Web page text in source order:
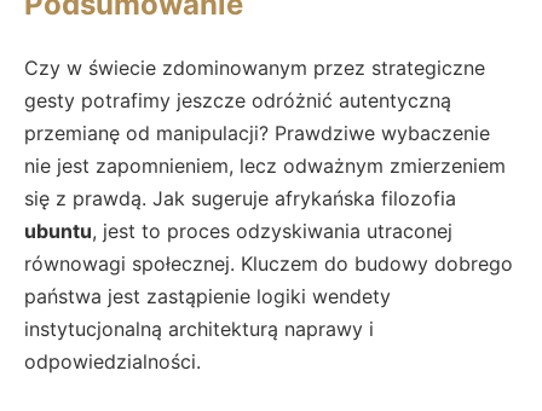
Czy w świecie zdominowanym przez strategiczne
gesty potrafimy jeszcze odróżnić autentyczną
przemianę od manipulacji? Prawdziwe wybaczenie
nie jest zapomnieniem, lecz odważnym zmierzeniem
się z prawdą. Jak sugeruje afrykańska filozofia
ubuntu, jest to proces odzyskiwania utraconej
równowagi społecznej. Kluczem do budowy dobrego
państwa jest zastąpienie logiki wendety
instytucjonalną architekturą naprawy i
odpowiedzialności.